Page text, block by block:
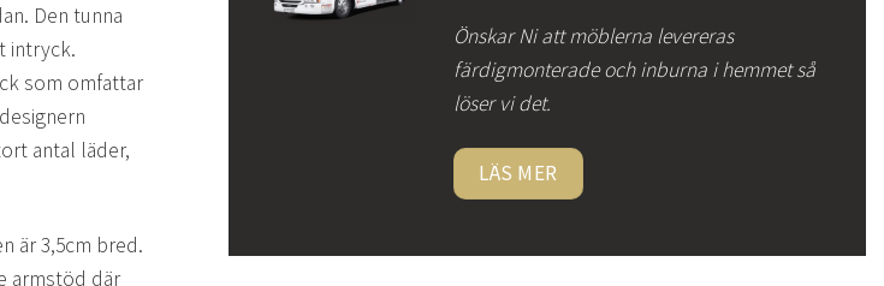
Den tunna
intryck.
som omfattar
antal läder,
är 3,5cm bred.
armstöd där
Önskar Ni att möblerna levereras
färdigmonterade och inburna i hemmet så
löser vi det.
LÄS MER